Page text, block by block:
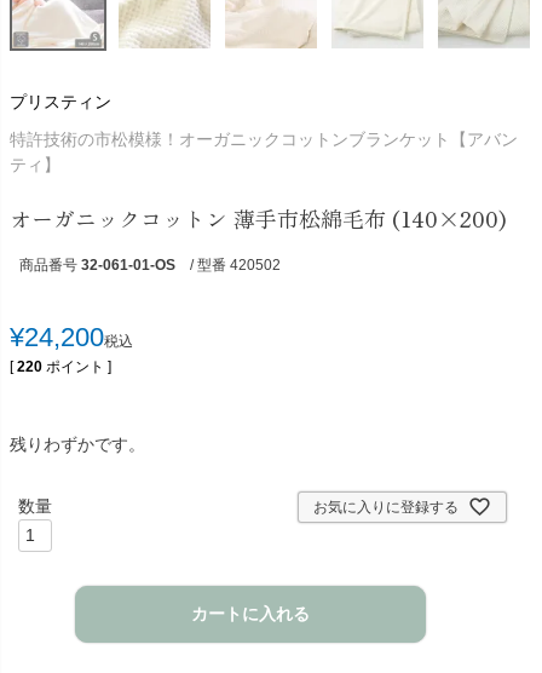
プリスティン
特許技術の市松模様！オーガニックコットンブランケット【アバン
ティ】
オーガニックコットン 薄手市松綿毛布 (140×200)
商品番号 32-061-01-OS / 型番 420502
¥24,200税込
[ 220 ポイント ]
残りわずかです。
お気に入りに登録する
カートに入れる